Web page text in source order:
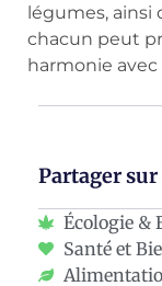
légumes, ainsi
chacun peut
harmonie avec
Partager sur
Écologie &
Santé et